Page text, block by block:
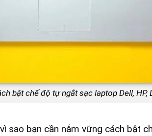
bật chế độ tự ngắt sạc laptop Dell, HP,
sao bạn cần nắm vững cách bật